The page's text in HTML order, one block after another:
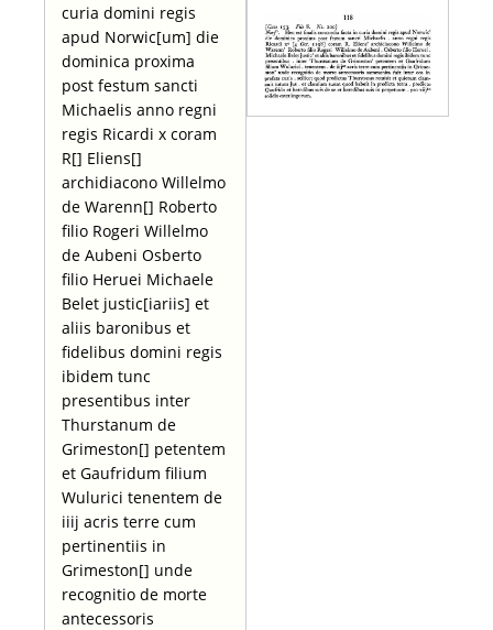
curia domini regis
apud Norwic[um] die
dominica proxima
post festum sancti
Michaelis anno regni
regis Ricardi x coram
R[] Eliens[]
archidiacono Willelmo
de Warenn[] Roberto
filio Rogeri Willelmo
de Aubeni Osberto
filio Heruei Michaele
Belet justic[iariis] et
aliis baronibus et
fidelibus domini regis
ibidem tunc
presentibus inter
Thurstanum de
Grimeston[] petentem
et Gaufridum filium
Wulurici tenentem de
iiij acris terre cum
pertinentiis in
Grimeston[] unde
recognitio de morte
antecessoris